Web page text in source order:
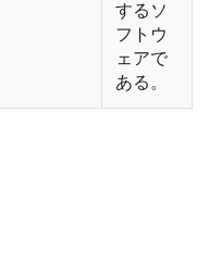
するソ
フトウ
ェアで
ある。